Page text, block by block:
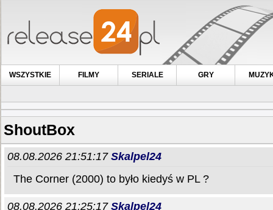
WSZYSTKIE FILMY SERIALE GRY
ShoutBox